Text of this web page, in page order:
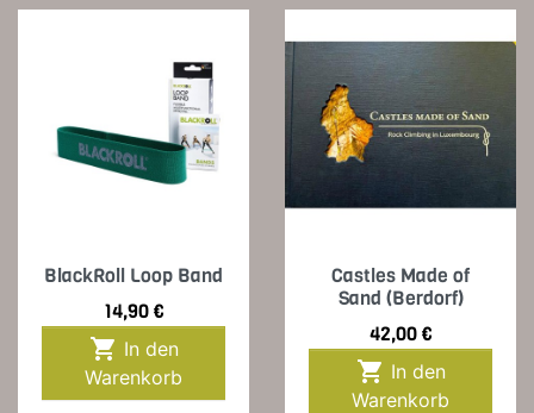
BlackRoll Loop Band
Preis
14,90 €

Warenkorb
Castles Made of
Sand (Berdorf)
Preis
42,00 €

Warenkorb